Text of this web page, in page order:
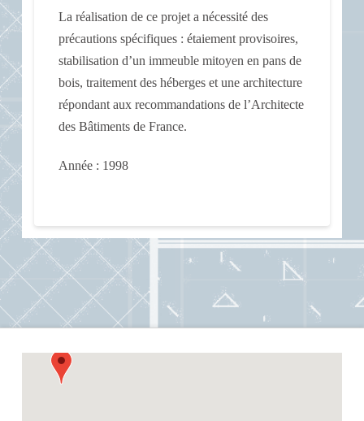
La réalisation de ce projet a nécessité des
précautions spécifiques : étaiement provisoires,
stabilisation d’un immeuble mitoyen en pans de
bois, traitement des héberges et une architecture
répondant aux recommandations de l’Architecte
des Bâtiments de France.
Année : 1998